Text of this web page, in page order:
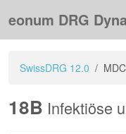
eonum DRG
SwissDRG 12.0
18B Infektiöse